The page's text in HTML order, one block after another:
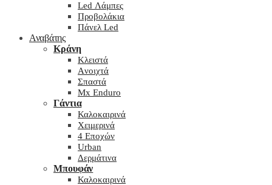
Led Λάμπες
Προβολάκια
Πάνελ Led
Αναβάτης
Κράνη
Kλειστά
Aνοιχτά
Σπαστά
Mx Enduro
Γάντια
Καλοκαιρινά
Χειμερινά
4 Εποχών
Urban
Δερμάτινα
Μπουφάν
Καλοκαιρινά